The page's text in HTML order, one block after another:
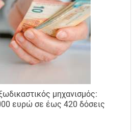
μηχανισμός:
ευρώ σε έως 420 δόσεις